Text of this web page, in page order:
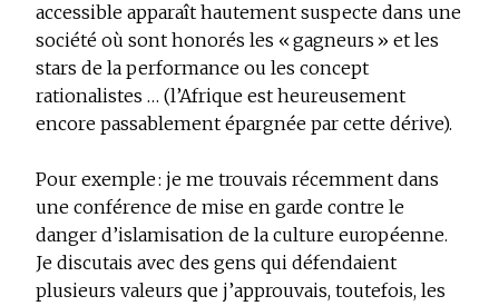
accessible apparaît hautement suspecte dans une
société où sont honorés les « gagneurs » et les
stars de la performance ou les concept
rationalistes … (l’Afrique est heureusement
encore passablement épargnée par cette dérive).
Pour exemple : je me trouvais récemment dans
une conférence de mise en garde contre le
danger d’islamisation de la culture européenne.
Je discutais avec des gens qui défendaient
plusieurs valeurs que j’approuvais, toutefois, les